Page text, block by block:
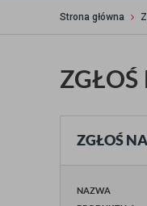
Strona główna
ZGŁOŚ
ZGŁOŚ
NAZWA